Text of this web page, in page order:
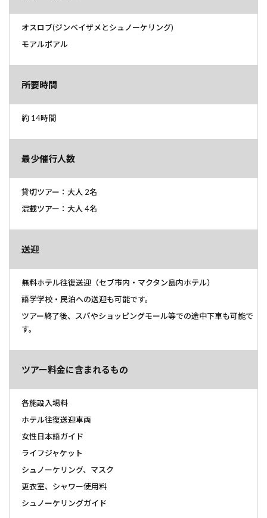
オスロブ(ジンベイザメとシュノーケリング)
モアルボアル
所要時間
約 14時間
最少催行人数
貸切ツアー：大人 2名
混載ツアー：大人 4名
送迎
無料ホテル往復送迎（セブ市内・マクタン島内ホテル）
語学学校・民泊への送迎も可能です。
ツアー終了後、スパやショッピングモール等での途中下車も可能で
す。
ツアー料金に含まれるもの
各施設入場料
ホテル往復送迎車両
女性日本語ガイド
ライフジャケット
シュノーケリング、マスク
更衣室、シャワー使用料
シュノーケリングガイド